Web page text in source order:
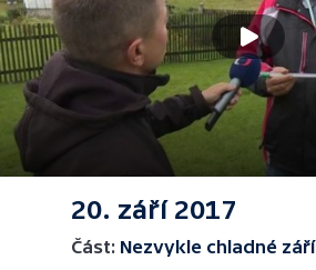
20. září 2017
Část: Nezvykle chladné září